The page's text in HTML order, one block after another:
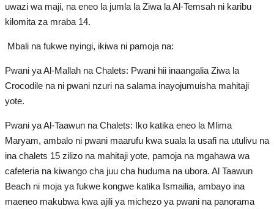
Miji ya Palestina
Siku za Dunia
Masuala ya kibinadamu
mzima
Makala na Maoni
Nyaraka
uwazi wa maji, na eneo la jumla la Ziwa la Al-Temsah ni karibu
kilomita za mraba 14.
Mbali na fukwe nyingi, ikiwa ni pamoja na:
Pwani ya Al-Mallah na Chalets: Pwani hii inaangalia Ziwa la
Crocodile na ni pwani nzuri na salama inayojumuisha mahitaji
yote.
Pwani ya Al-Taawun na Chalets: Iko katika eneo la Mlima
Maryam, ambalo ni pwani maarufu kwa suala la usafi na utulivu na
ina chalets 15 zilizo na mahitaji yote, pamoja na mgahawa wa
cafeteria na kiwango cha juu cha huduma na ubora. Al Taawun
Beach ni moja ya fukwe kongwe katika Ismailia, ambayo ina
maeneo makubwa kwa ajili ya michezo ya pwani na panorama